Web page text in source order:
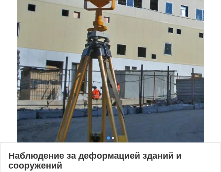
Наблюдение за деформацией зданий и
сооружений